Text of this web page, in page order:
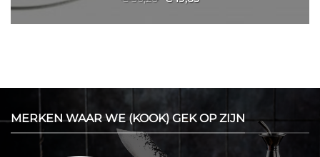
€ 30,20.€ 19,63.
MERKEN WAAR WE (KOOK) GEK OP ZIJN